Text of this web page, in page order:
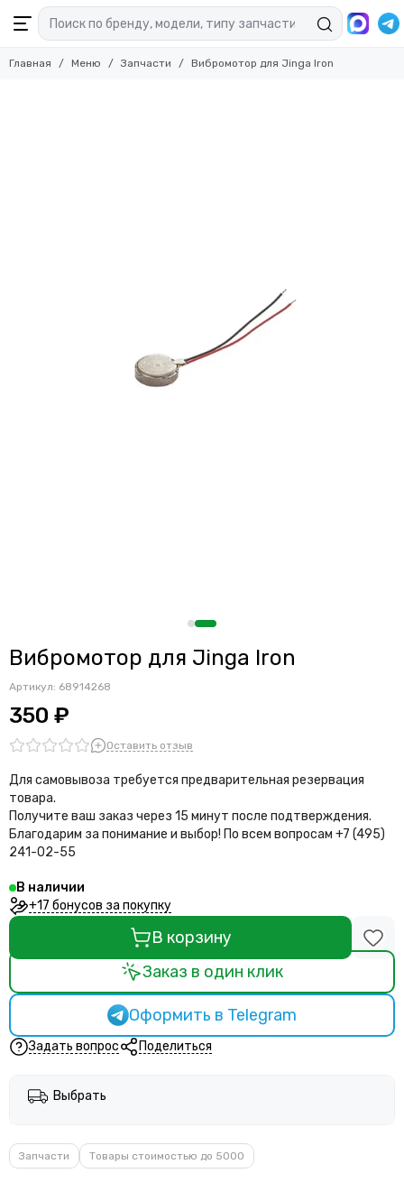
Запчасти
Главная Меню Запчасти Вибромотор для Jinga Iron
Вибромотор для Jinga Iron
Артикул: 68914268
350 ₽
Оставить отзыв
Для самовывоза требуется предварительная резервация
товара.
Получите ваш заказ через 15 минут после подтверждения.
Благодарим за понимание и выбор! По всем вопросам +7 (495)
241-02-55
В наличии
+17 бонусов за покупку
В корзину
Заказ в один клик
Оформить в Telegram
Задать вопрос Поделиться
Выбрать
Запчасти Товары стоимостью до 5000